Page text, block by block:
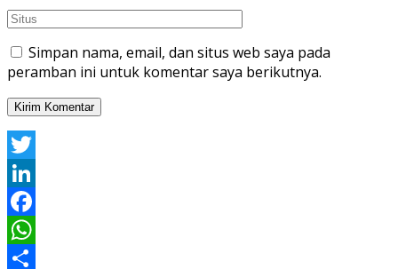
Simpan nama, email, dan situs web saya pada
peramban ini untuk komentar saya berikutnya.
Twitter
LinkedIn
Facebook
WhatsApp